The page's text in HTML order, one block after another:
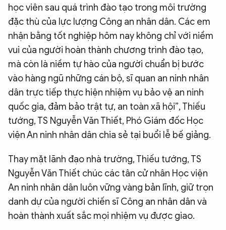
học viên sau quá trình đào tạo trong môi trường
đặc thù của lực lượng Công an nhân dân. Các em
nhận bằng tốt nghiệp hôm nay không chỉ với niềm
vui của người hoàn thành chương trình đào tạo,
mà còn là niềm tự hào của người chuẩn bị bước
vào hàng ngũ những cán bộ, sĩ quan an ninh nhân
dân trực tiếp thực hiện nhiệm vụ bảo vệ an ninh
quốc gia, đảm bảo trật tự, an toàn xã hội”, Thiếu
tướng, TS Nguyễn Văn Thiết, Phó Giám đốc Học
viện An ninh nhân dân chia sẻ tại buổi lễ bế giảng.
Thay mặt lãnh đạo nhà trường, Thiếu tướng, TS
Nguyễn Văn Thiết chúc các tân cử nhân Học viện
An ninh nhân dân luôn vững vàng bản lĩnh, giữ trọn
danh dự của người chiến sĩ Công an nhân dân và
hoàn thành xuất sắc mọi nhiệm vụ được giao.